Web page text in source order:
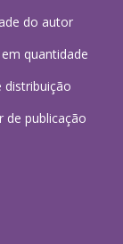
do autor
quantidade
distribuição
de publicação